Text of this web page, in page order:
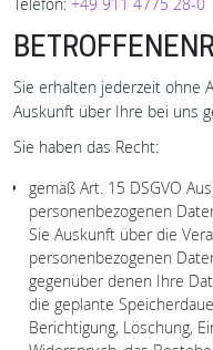
Telefon: +49 911 4775 28-0
Sie erhalten jederzeit ohne
Auskunft über Ihre bei uns
Sie haben das Recht:
gemäß Art. 15 DSGVO
personenbezogenen
Sie Auskunft über die
personenbezogenen
gegenüber denen Ihre
die geplante
Berichtigung, Löschung,